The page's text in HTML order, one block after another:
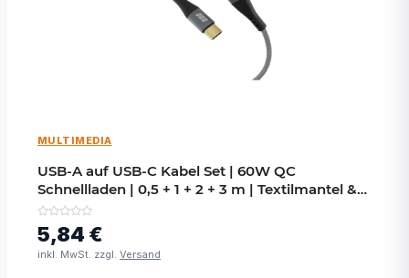
MULTIMEDIA
USB-A auf USB-C Kabel Set | 60W QC
Schnellladen | 0,5 + 1 + 2 + 3 m | Textilmantel &
Goldkontakte
5,84 €
inkl. MwSt. zzgl. Versand